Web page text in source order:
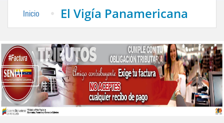
Inicio El Vigía Panamericana